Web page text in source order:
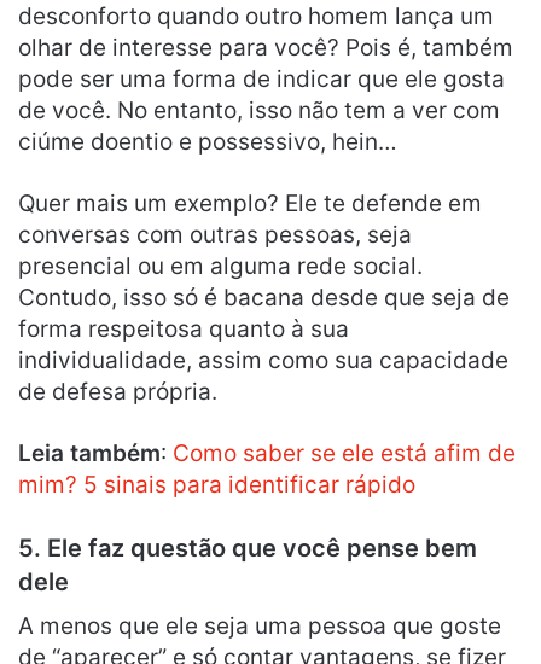
desconforto quando outro homem lança um
olhar de interesse para você? Pois é, também
pode ser uma forma de indicar que ele gosta
de você. No entanto, isso não tem a ver com
ciúme doentio e possessivo, hein…
Quer mais um exemplo? Ele te defende em
conversas com outras pessoas, seja
presencial ou em alguma rede social.
Contudo, isso só é bacana desde que seja de
forma respeitosa quanto à sua
individualidade, assim como sua capacidade
de defesa própria.
Leia também: Como saber se ele está afim de
mim? 5 sinais para identificar rápido
5. Ele faz questão que você pense bem
dele
A menos que ele seja uma pessoa que goste
de “aparecer” e só contar vantagens, se fizer